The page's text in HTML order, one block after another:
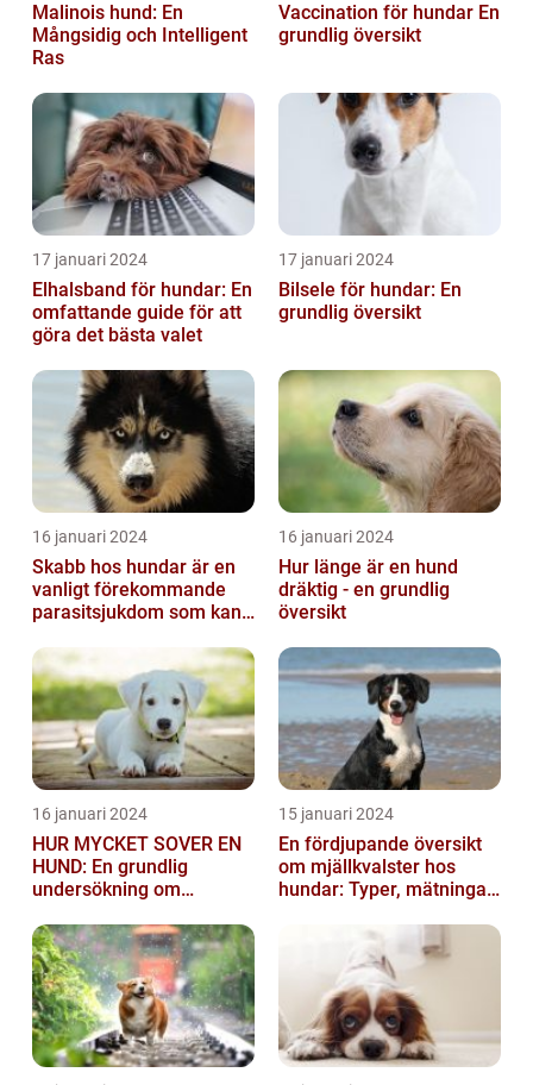
Malinois hund: En
Mångsidig och Intelligent
Ras
Vaccination för hundar En
grundlig översikt
17 januari 2024
Elhalsband för hundar: En
omfattande guide för att
göra det bästa valet
17 januari 2024
Bilsele för hundar: En
grundlig översikt
16 januari 2024
Skabb hos hundar är en
vanligt förekommande
parasitsjukdom som kan
och smittsa...
16 januari 2024
Hur länge är en hund
dräktig - en grundlig
översikt
16 januari 2024
HUR MYCKET SOVER EN
HUND: En grundlig
undersökning om
15 januari 2024
En fördjupande översikt
om mjällkvalster hos
hundar: Typer, mätningar